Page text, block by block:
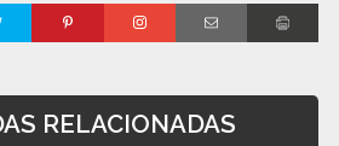
RELACIONADAS